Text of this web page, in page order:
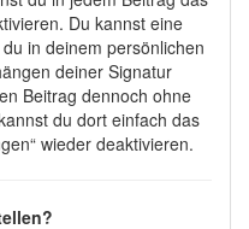
Du kannst eine
in deinem persönlichen
deiner Signatur
Beitrag dennoch ohne
du dort einfach das
wieder deaktivieren.